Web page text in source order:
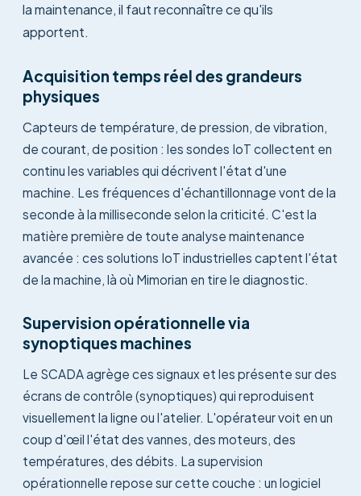
la maintenance, il faut reconnaître ce qu'ils
apportent.
Acquisition temps réel des grandeurs
physiques
Capteurs de température, de pression, de vibration,
de courant, de position : les sondes IoT collectent en
continu les variables qui décrivent l'état d'une
machine. Les fréquences d'échantillonnage vont de la
seconde à la milliseconde selon la criticité. C'est la
matière première de toute analyse maintenance
avancée : ces solutions IoT industrielles captent l'état
de la machine, là où Mimorian en tire le diagnostic.
Supervision opérationnelle via
synoptiques machines
Le SCADA agrège ces signaux et les présente sur des
écrans de contrôle (synoptiques) qui reproduisent
visuellement la ligne ou l'atelier. L'opérateur voit en un
coup d'œil l'état des vannes, des moteurs, des
températures, des débits. La supervision
opérationnelle repose sur cette couche : un logiciel